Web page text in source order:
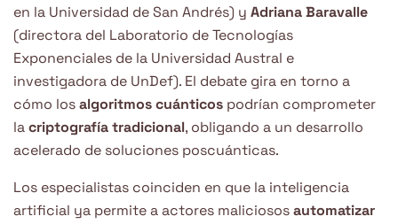
en la Universidad de San Andrés) y Adriana Baravalle
(directora del Laboratorio de Tecnologías
Exponenciales de la Universidad Austral e
investigadora de UnDef). El debate gira en torno a
cómo losalgoritmos cuánticos podrían comprometer
lacriptografía tradicional, obligando a un desarrollo
acelerado de soluciones poscuánticas.
Los especialistas coinciden en que la inteligencia
artificial ya permite a actores maliciososautomatizar